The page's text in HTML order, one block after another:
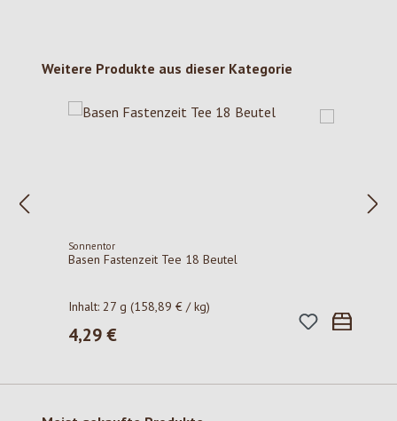
Produktgalerie überspringen
Weitere Produkte aus dieser Kategorie
Sonnentor
Basen Fastenzeit Tee 18 Beutel
Inhalt:27 g(158,89 € / kg)
Regulärer Preis:
4,29 €